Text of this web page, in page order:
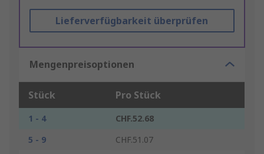
Lieferverfügbarkeit überprüfen
Mengenpreisoptionen
Stück Pro Stück
1 - 4
CHF.52.68
5 - 9
CHF.51.07